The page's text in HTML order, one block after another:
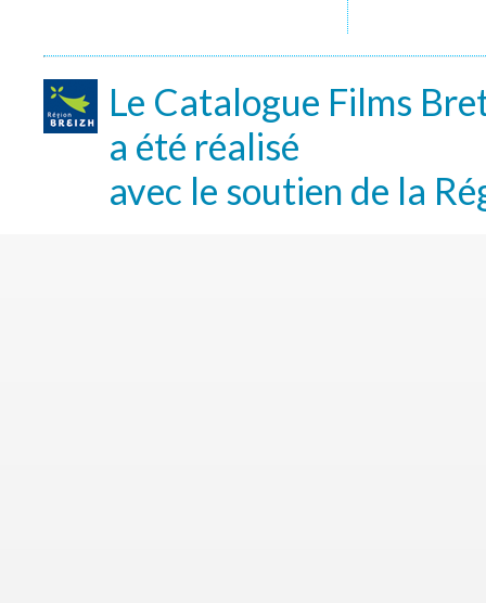
Le Catalogue Films
a été réalisé
avec le soutien de la